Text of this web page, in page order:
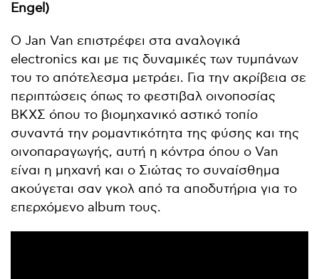
Engel)
O Jan Van επιστρέφει στα αναλογικά
electronics και με τις δυναμικές των τυμπάνων
του το απότελεσμα μετράει. Για την ακρίβεια σε
περιπτώσεις όπως το φεστιβαλ οινοποσίας
BΚΧΣ όπου το βιομηχανικό αστικό τοπίo
συναντά την ρομαντικότητα της φύσης και της
οινοπαραγωγής, αυτή η κόντρα όπου ο Van
είναι η μηχανή και ο Σιώτας το συναίσθημα
ακούγεται σαν γκολ από τα αποδυτήρια για το
επερχόμενο album τους.